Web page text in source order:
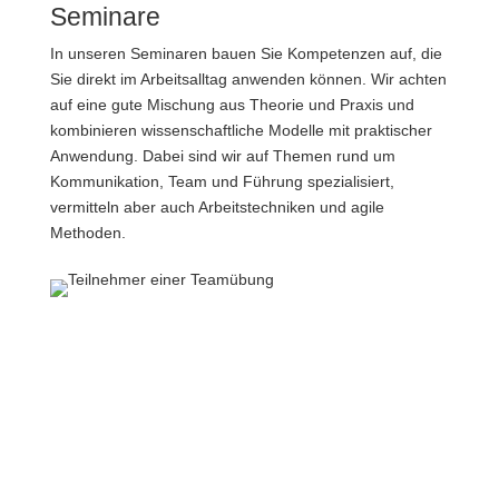
Seminare
In unseren Seminaren bauen Sie Kompetenzen auf, die
Sie direkt im Arbeits­alltag anwenden können. Wir achten
auf eine gute Mischung aus Theorie und Praxis und
kombinieren wissen­schaftliche Modelle mit praktischer
Anwendung. Dabei sind wir auf Themen rund um
Kommunikation, Team und Führung spezialisiert,
vermitteln aber auch Arbeits­techniken und agile
Methoden.